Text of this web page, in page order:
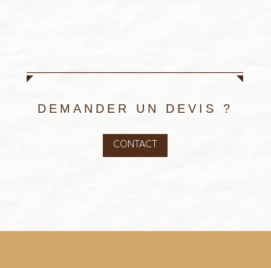
DEMANDER UN DEVIS ?
CONTACT